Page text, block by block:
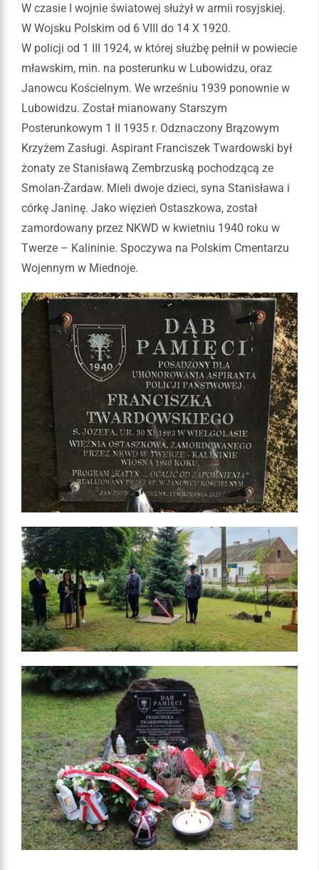
W czasie I wojnie światowej służył w armii rosyjskiej.
W Wojsku Polskim od 6 VIII do 14 X 1920.
W policji od 1 III 1924, w której służbę pełnił w powiecie
mławskim, min. na posterunku w Lubowidzu, oraz
Janowcu Kościelnym. We wrześniu 1939 ponownie w
Lubowidzu. Został mianowany Starszym
Posterunkowym 1 II 1935 r. Odznaczony Brązowym
Krzyżem Zasługi. Aspirant Franciszek Twardowski był
żonaty ze Stanisławą Zembrzuską pochodzącą ze
Smolan-Żardaw. Mieli dwoje dzieci, syna Stanisława i
córkę Janinę. Jako więzień Ostaszkowa, został
zamordowany przez NKWD w kwietniu 1940 roku w
Twerze – Kalininie. Spoczywa na Polskim Cmentarzu
Wojennym w Miednoje.